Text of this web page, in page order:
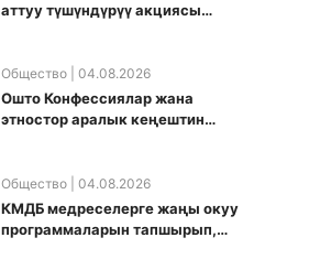
аттуу түшүндүрүү акциясы
Общество| 04.08.2026
Ошто Конфессиялар жана
этностор аралык кеңештин
Общество| 04.08.2026
КМДБ медреселерге жаңы окуу
программаларын тапшырып,